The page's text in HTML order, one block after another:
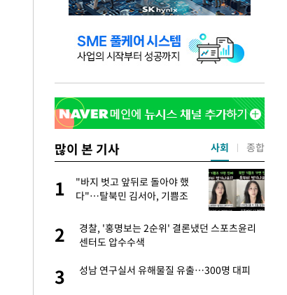
많이 본 기사
1
"바지 벗고 앞뒤로 돌아야 했
다"…탈북민 김서아, 기쁨조
2
경찰, '홍명보는 2순위' 결론냈던 스포츠윤리
센터도 압수수색
3 성남 연구실서 유해물질 유출…300명 대피
사회 종합